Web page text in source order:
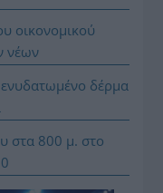
οικονομικού
νέων
δέρμα
στα 800 μ. στο